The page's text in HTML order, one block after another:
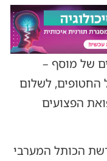
ברכת כהנים של מוסף –
החטופים, לשלום
הפצועים
הכותל המערבי